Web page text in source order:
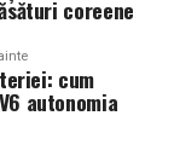
una
pentru
numărul de
din parfumeria
coreene
cum
autonomia